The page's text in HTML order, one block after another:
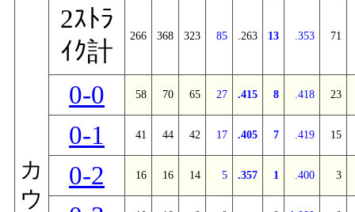
カ
ウ
2ｽﾄﾗ
ｲｸ計
266 368 323 85 .263 13 .353 71
0-0 58 70 65 27 .415 8 .418 23
0-1 41 44 42 17 .405 7 .419 15
0-2 16 16 14 5 .357 1 .400 3